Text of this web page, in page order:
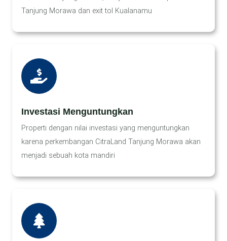
Tanjung Morawa dan exit tol Kualanamu
Investasi Menguntungkan
Properti dengan nilai investasi yang menguntungkan
karena perkembangan CitraLand Tanjung Morawa akan
menjadi sebuah kota mandiri